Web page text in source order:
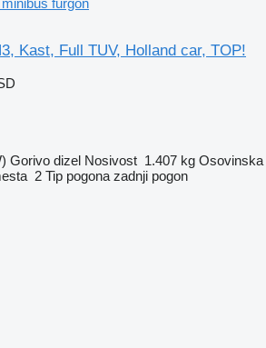
Kast, Full TUV, Holland car, TOP!
Gorivo dizel Nosivost 1.407 kg Osovinska
2 Tip pogona zadnji pogon